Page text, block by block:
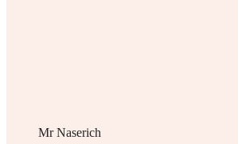
Mr Naserich